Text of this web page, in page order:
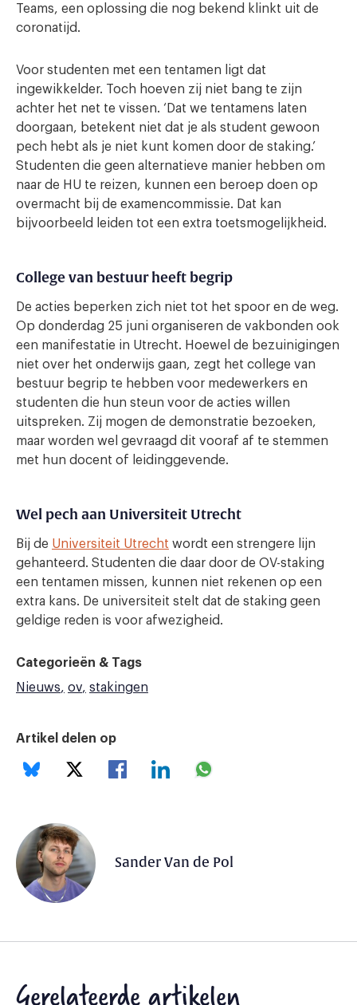
Teams, een oplossing die nog bekend klinkt uit de
coronatijd.
Voor studenten met een tentamen ligt dat
ingewikkelder. Toch hoeven zij niet bang te zijn
achter het net te vissen. ‘Dat we tentamens laten
doorgaan, betekent niet dat je als student gewoon
pech hebt als je niet kunt komen door de staking.’
Studenten die geen alternatieve manier hebben om
naar de HU te reizen, kunnen een beroep doen op
overmacht bij de examencommissie. Dat kan
bijvoorbeeld leiden tot een extra toetsmogelijkheid.
College van bestuur heeft begrip
De acties beperken zich niet tot het spoor en de weg.
Op donderdag 25 juni organiseren de vakbonden ook
een manifestatie in Utrecht. Hoewel de bezuinigingen
niet over het onderwijs gaan, zegt het college van
bestuur begrip te hebben voor medewerkers en
studenten die hun steun voor de acties willen
uitspreken. Zij mogen de demonstratie bezoeken,
maar worden wel gevraagd dit vooraf af te stemmen
met hun docent of leidinggevende.
Wel pech aan Universiteit Utrecht
Bij de Universiteit Utrecht wordt een strengere lijn
gehanteerd. Studenten die daar door de OV-staking
een tentamen missen, kunnen niet rekenen op een
extra kans. De universiteit stelt dat de staking geen
geldige reden is voor afwezigheid.
Categorieën & Tags
Nieuws
ov stakingen
Artikel delen op
Sander Van de Pol